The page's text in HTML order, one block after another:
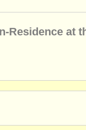
Residence at